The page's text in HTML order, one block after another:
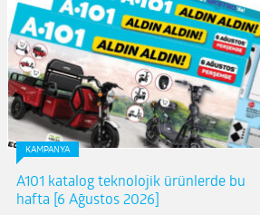
KAMPANYA
A101 katalog teknolojik ürünlerde bu
hafta [6 Ağustos 2026]